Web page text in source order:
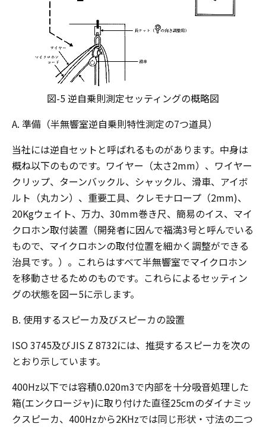
図-5 逆自乗則測定セッティングの概略図
A. 準備（半無響室逆自乗則特性測定の7つ道具）
当社には逆自セットと呼ばれるものがあります。中身は
概ね以下のものです。ワイヤー（太さ2mm）、ワイヤー
クリップ、ターンバックル、シャックル、滑車、アイボ
ルト（丸カン）、重要工具、クレモナロープ（2mm)、
20Kgウェイト、万力、30mm巻き尺、簡易のイス、マイ
クロホン取付装置（開発者に因んで福満3号と呼んでいる
もので、マイクロホンの取付位置を細かく調整ができる
治具です。）。これらはすべて半無響室でマイクロホン
を移動させるためのものです。これらによるセッティン
グの状態を図ー5に示します。
B. 使用するスピーカ及びスピーカの設置
ISO 3745及びJIS Z 8732には、推奨するスピーカを次の
とおり示しています。
400Hz以下では容積0.020m3で内部を十分吸音処理した
箱(エンクロージャ)に取り付けた直径25cmのダイナミッ
クスピーカ、400Hzから2KHzでは同じ形状・寸法の二つ